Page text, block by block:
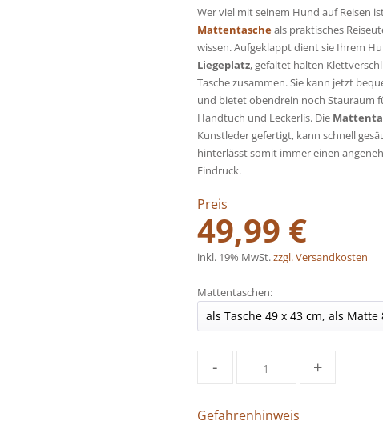
Wer viel mit seinem Hund auf Reisen
Mattentascheals praktisches
wissen. Aufgeklappt dient sie Ihrem
Liegeplatz, gefaltet halten
Tasche zusammen. Sie kann jetzt
und bietet obendrein noch Stauraum
Handtuch und Leckerlis. Die
Kunstleder gefertigt, kann schnell
hinterlässt somit immer einen
Eindruck.
Preis
49,99 €
inkl. 19% MwSt.zzgl. Versandkosten
Mattentaschen:
- +
Gefahrenhinweis